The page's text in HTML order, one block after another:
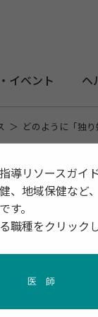
イベント ヘ
どのように「独
康と関
指導リソースガイ
、地域保健など
す。
職種をクリック
医 師